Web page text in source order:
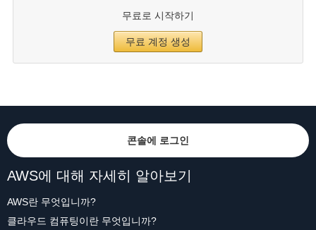
무료로 시작하기
무료 계정 생성
콘솔에 로그인
AWS에 대해 자세히 알아보기
AWS란 무엇입니까?
클라우드 컴퓨팅이란 무엇입니까?